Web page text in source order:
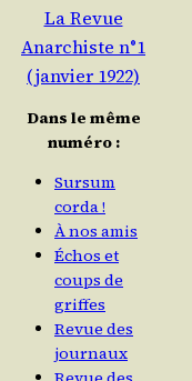
La Revue
Anarchiste n°1
(janvier 1922)
Dans le même
numéro :
Sursum
corda !
À nos amis
Échos et
coups de
griffes
Revue des
journaux